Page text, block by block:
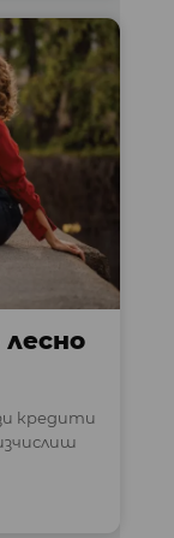
кредити